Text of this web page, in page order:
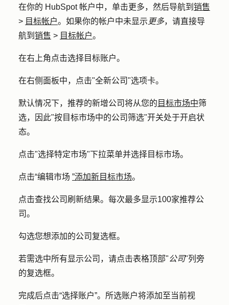
在你的 HubSpot 帐户中，单击更多，然后导航到 销售
> 目标帐户。如果你的帐户中未显示 更多，请直接导
航到 销售 > 目标帐户。
在右上角点击选择目标账户。
在右侧面板中，点击"全新公司"选项卡。
默认情况下，推荐的新增公司将从您的 目标市场中筛
选，因此"按目标市场中的公司筛选"开关处于开启状
态。
点击"选择特定市场"下拉菜单并选择目标市场。
点击“编辑市场 ”添加新目标市场。
点击查找公司 刷新结果。每次最多显示100家推荐公
司。
勾选您想添加的公司 复选框。
若需选中所有显示公司，请点击表格顶部"公司"列旁
的复选框。
完成后点击“选择账户”。所选账户将添加至当前视